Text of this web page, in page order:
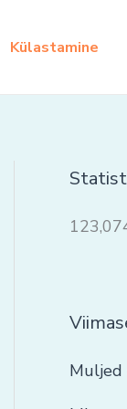
Külastamine
Muljed